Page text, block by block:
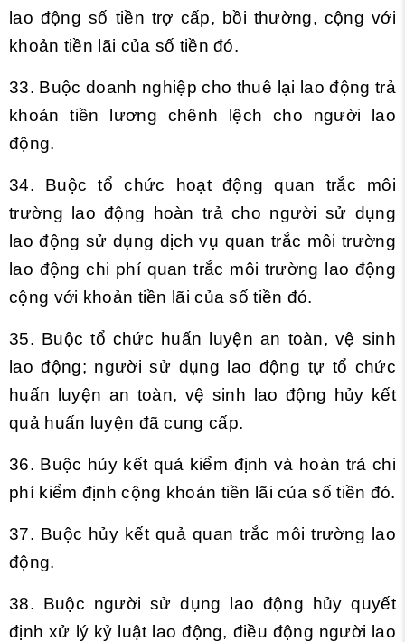
lao động số tiền trợ cấp, bồi thường, cộng với
khoản tiền lãi của số tiền đó.
33. Buộc doanh nghiệp cho thuê lại lao động trả
khoản tiền lương chênh lệch cho người lao
động.
34. Buộc tổ chức hoạt động quan trắc môi
trường lao động hoàn trả cho người sử dụng
lao động sử dụng dịch vụ quan trắc môi trường
lao động chi phí quan trắc môi trường lao động
cộng với khoản tiền lãi của số tiền đó.
35. Buộc tổ chức huấn luyện an toàn, vệ sinh
lao động; người sử dụng lao động tự tổ chức
huấn luyện an toàn, vệ sinh lao động hủy kết
quả huấn luyện đã cung cấp.
36. Buộc hủy kết quả kiểm định và hoàn trả chi
phí kiểm định cộng khoản tiền lãi của số tiền đó.
37. Buộc hủy kết quả quan trắc môi trường lao
động.
38. Buộc người sử dụng lao động hủy quyết
định xử lý kỷ luật lao động, điều động người lao